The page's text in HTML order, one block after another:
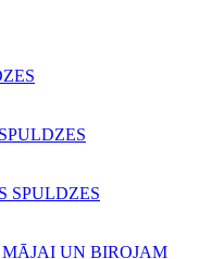
SPULDZES
UN BIROJAM